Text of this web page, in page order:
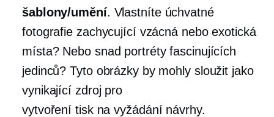
šablony/umění. Vlastníte úchvatné
fotografie zachycující vzácná nebo exotická
místa? Nebo snad portréty fascinujících
jedinců? Tyto obrázky by mohly sloužit jako
vynikající zdroj pro
vytvořenítisk na vyžádánínávrhy.